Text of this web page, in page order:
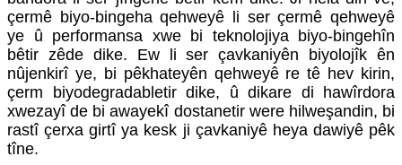
çermê biyo-bingeha qehweyê li ser çermê qehweyê
ye û performansa xwe bi teknolojiya biyo-bingehîn
bêtir zêde dike. Ew li ser çavkaniyên biyolojîk ên
nûjenkirî ye, bi pêkhateyên qehweyê re tê hev kirin,
çerm biyodegradabletir dike, û dikare di hawîrdora
xwezayî de bi awayekî dostanetir were hilweşandin, bi
rastî çerxa girtî ya kesk ji çavkaniyê heya dawiyê pêk
tîne.